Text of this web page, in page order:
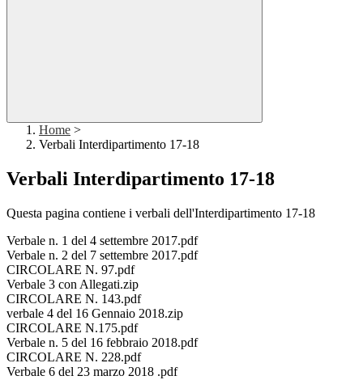
Home >
Verbali Interdipartimento 17-18
Verbali Interdipartimento 17-18
Questa pagina contiene i verbali dell'Interdipartimento 17-18
Verbale n. 1 del 4 settembre 2017.pdf
Verbale n. 2 del 7 settembre 2017.pdf
CIRCOLARE N. 97.pdf
Verbale 3 con Allegati.zip
CIRCOLARE N. 143.pdf
verbale 4 del 16 Gennaio 2018.zip
CIRCOLARE N.175.pdf
Verbale n. 5 del 16 febbraio 2018.pdf
CIRCOLARE N. 228.pdf
Verbale 6 del 23 marzo 2018 .pdf